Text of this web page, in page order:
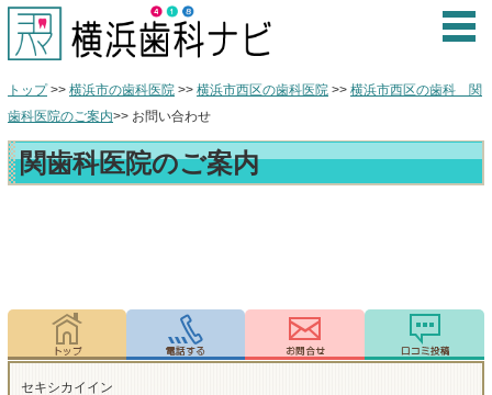
トップ>> 横浜市の歯科医院 >> 横浜市西区の歯科医院 >> 横浜市西区の歯科 関
歯科医院のご案内>> お問い合わせ
関歯科医院のご案内
セキシカイイン